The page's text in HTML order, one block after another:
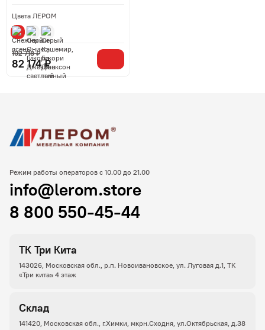
Цвета ЛЕРОМ
82 174 ₽
102 718 ₽
ТК Три Кита
143026, Московская обл., р.п. Новоивановское, ул. Луговая д.1, ТК
«Три кита» 4 этаж
Склад
141420, Московская обл., г.Химки, мкрн.Сходня, ул.Октябрьская, д.38
Режим работы операторов с 10.00 до 21.00
info@lerom.store
8 800 550-45-44